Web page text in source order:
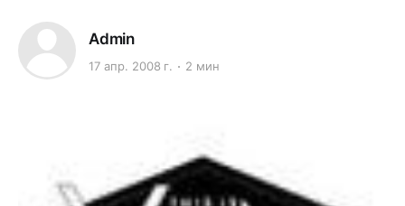
Admin
17 апр. 2008 г. 2 мин